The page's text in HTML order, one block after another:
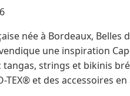
née à Bordeaux, Belles
une inspiration
strings et bikinis
TEX® et des accessoires